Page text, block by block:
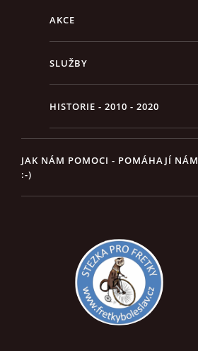
AKCE
SLUŽBY
HISTORIE - 2010 - 2020
JAK NÁM POMOCI - POMÁHAJÍ NÁM
:-)